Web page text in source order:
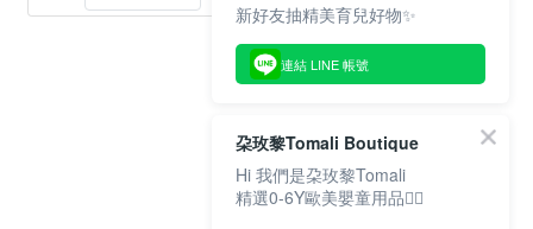
新好友抽精美育兒好物✨
連結 LINE 帳號
朶玫黎Tomali Boutique
Hi 我們是朶玫黎Tomali
精選0-6Y歐美嬰童用品💁‍♀️